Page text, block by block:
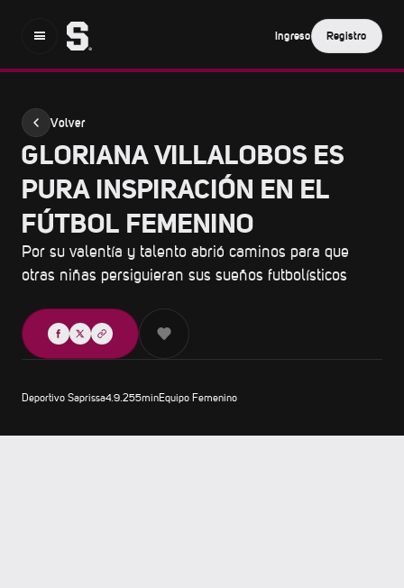
Ingreso Registro
Volver
GLORIANA VILLALOBOS ES
PURA INSPIRACIÓN EN EL
FÚTBOL FEMENINO
Por su valentía y talento abrió caminos para que
otras niñas persiguieran sus sueños futbolísticos
Compartir
Deportivo Saprissa4.9.255minEquipo Femenino